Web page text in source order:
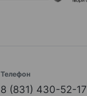
Телефон
8 (831) 430-52-17